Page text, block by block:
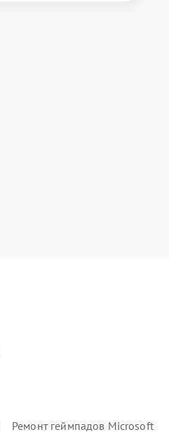
Ремонт геймпадов Microsoft